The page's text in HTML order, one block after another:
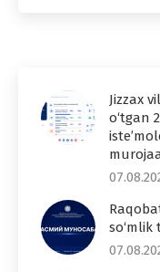
Jizzax
o‘tgan
so‘mlik